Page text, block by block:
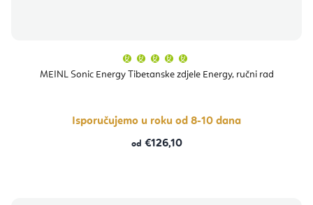
MEINL Sonic Energy Tibetanske zdjele Energy, ručni rad
proizvoda
je
zvjezdica.
Isporučujemo u roku od 8-10 dana
od €126,10